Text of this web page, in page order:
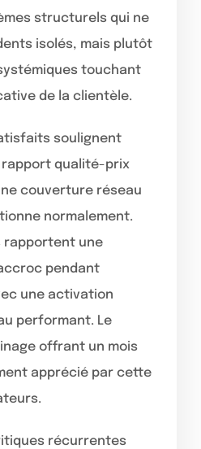
structurels qui ne
isolés, mais plutôt
touchant
de la clientèle.
soulignent
qualité-prix
couverture réseau
normalement.
rapportent une
pendant
une activation
performant. Le
offrant un mois
apprécié par cette
récurrentes